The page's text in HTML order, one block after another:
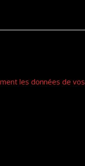
les données de vos